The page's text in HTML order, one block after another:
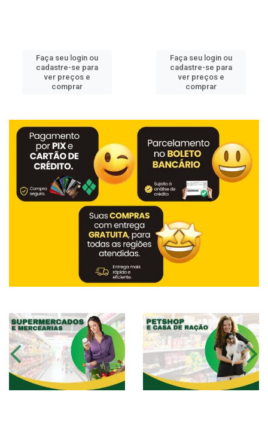
Faça seu login ou
cadastre-se para
ver preços e
comprar
Faça seu login ou
cadastre-se para
ver preços e
comprar